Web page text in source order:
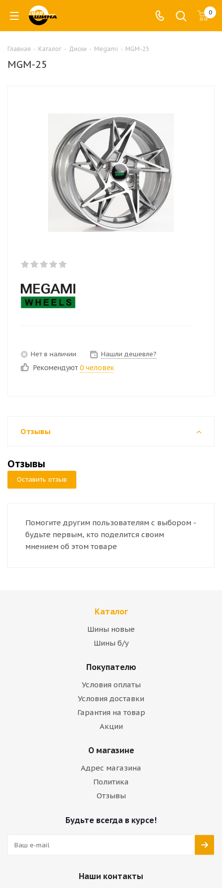
0
Главная - Каталог - Диски - Megami - MGM-25
MGM-25
Нет в наличии Нашли дешевле?
Рекомендуют 0 человек
Отзывы
Отзывы
Оставить отзыв
Помогите другим пользователям с выбором -
будьте первым, кто поделится своим
мнением об этом товаре
Каталог
Шины новые
Шины б/у
Покупателю
Условия оплаты
Условия доставки
Гарантия на товар
Акции
О магазине
Адрес магазина
Политика
Отзывы
Будьте всегда в курсе!
Наши контакты